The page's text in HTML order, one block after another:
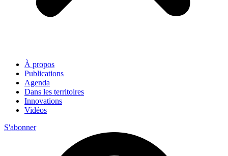
À propos
Publications
Agenda
Dans les territoires
Innovations
Vidéos
S'abonner